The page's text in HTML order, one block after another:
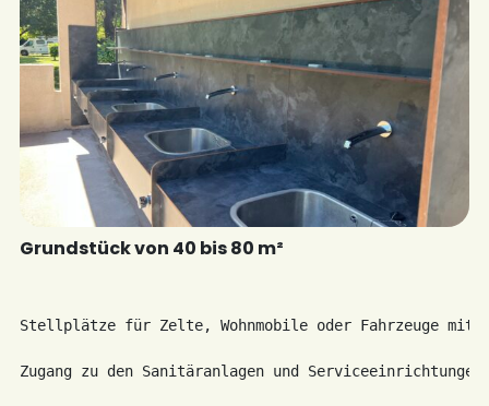
Grundstück von 40 bis 80 m²
Stellplätze für Zelte, Wohnmobile oder Fahrzeuge mit
Zugang zu den Sanitäranlagen und Serviceeinrichtungen